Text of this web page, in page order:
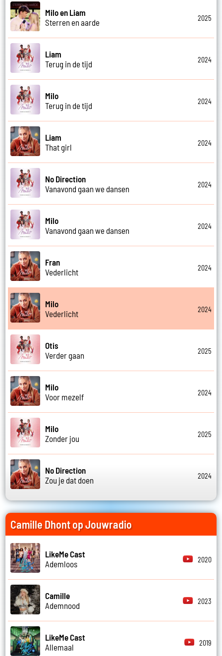
Milo en Liam
Sterren en aarde
2025
Liam
Terug in de tijd
2024
Milo
Terug in de tijd
2024
Liam
That girl
2024
No Direction
Vanavond gaan we dansen
2024
Milo
Vanavond gaan we dansen
2024
Fran
Vederlicht
2024
Milo
Vederlicht
2024
Otis
Verder gaan
2025
Milo
Voor mezelf
2024
Milo
Zonder jou
2025
No Direction
Zou je dat doen
2024
Camille Dhont op Jouwradio
LikeMe Cast
Ademloos
2020
Camille
Ademnood
2023
LikeMe Cast
Allemaal
2019